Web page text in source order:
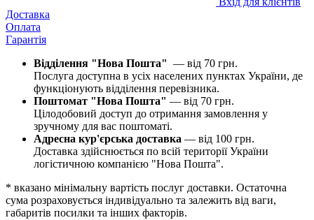
Доставка
Оплата
Гарантія
Відділення "Нова Пошта" — від 70 грн.
Послуга доступна в усіх населених пунктах України, де
функціонують відділення перевізника.
Поштомат "Нова Пошта" — від 70 грн.
Цілодобовий доступ до отримання замовлення у
зручному для вас поштоматі.
Адресна кур'єрська доставка — від 100 грн.
Доставка здійснюється по всій території України
логістичною компанією "Нова Пошта".
* вказано мінімальну вартість послуг доставки. Остаточна
сума розраховується індивідуально та залежить від ваги,
габаритів посилки та інших факторів.